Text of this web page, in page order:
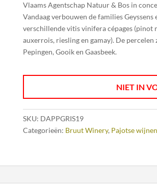
Vlaams Agentschap Natuur & Bos in
Vandaag verbouwen de families
verschillende vitis vinifera cépages (pinot
auxerrois, riesling en gamay). De
Pepingen, Gooik en Gaasbeek.
NIET IN
SKU: DAPPGRIS19
Categorieën: Bruut Winery, Pajotse wijnen